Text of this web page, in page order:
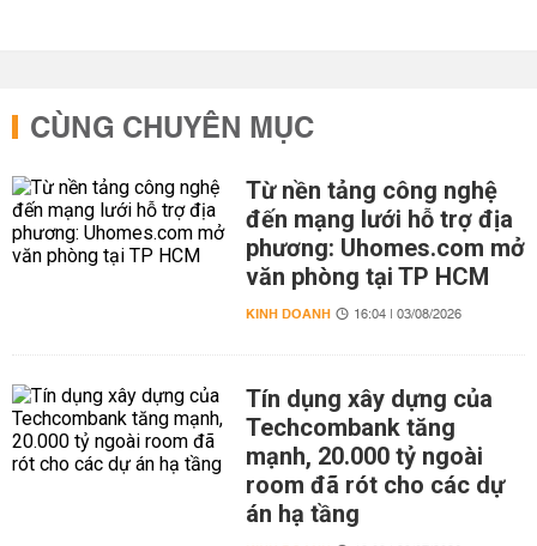
CÙNG CHUYÊN MỤC
Từ nền tảng công nghệ
đến mạng lưới hỗ trợ địa
phương: Uhomes.com mở
văn phòng tại TP HCM
KINH DOANH 16:04 | 03/08/2026
Tín dụng xây dựng của
Techcombank tăng
mạnh, 20.000 tỷ ngoài
room đã rót cho các dự
án hạ tầng